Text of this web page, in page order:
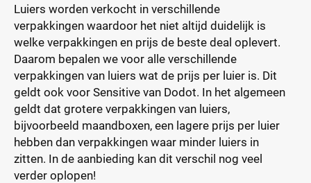
Luiers worden verkocht in verschillende
verpakkingen waardoor het niet altijd duidelijk is
welke verpakkingen en prijs de beste deal oplevert.
Daarom bepalen we voor alle verschillende
verpakkingen van luiers wat de prijs per luier is. Dit
geldt ook voor Sensitive van Dodot. In het algemeen
geldt dat grotere verpakkingen van luiers,
bijvoorbeeld maandboxen, een lagere prijs per luier
hebben dan verpakkingen waar minder luiers in
zitten. In de aanbieding kan dit verschil nog veel
verder oplopen!